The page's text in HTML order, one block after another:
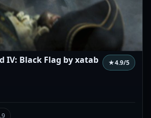
IV: Black Flag by xatab ★4.9/5